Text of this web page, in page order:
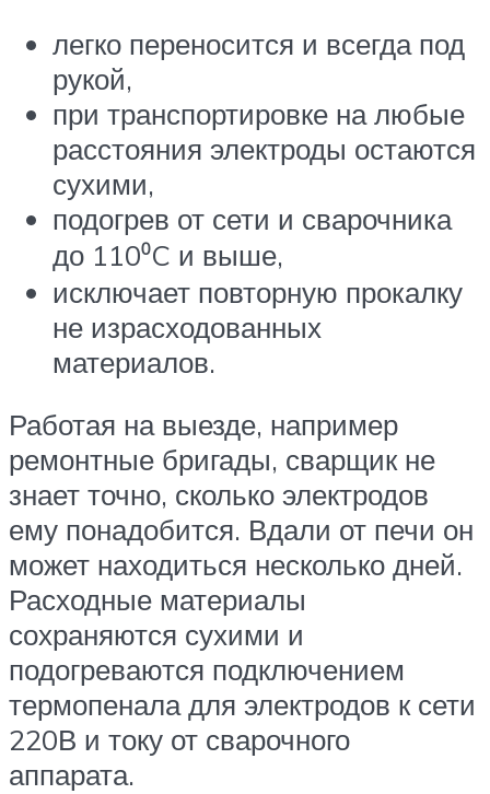
легко переносится и всегда под
рукой,
при транспортировке на любые
расстояния электроды остаются
сухими,
подогрев от сети и сварочника
до 110⁰C и выше,
исключает повторную прокалку
не израсходованных
материалов.
Работая на выезде, например
ремонтные бригады, сварщик не
знает точно, сколько электродов
ему понадобится. Вдали от печи он
может находиться несколько дней.
Расходные материалы
сохраняются сухими и
подогреваются подключением
термопенала для электродов к сети
220В и току от сварочного
аппарата.